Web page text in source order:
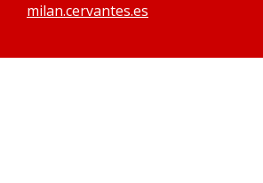
milan.cervantes.es